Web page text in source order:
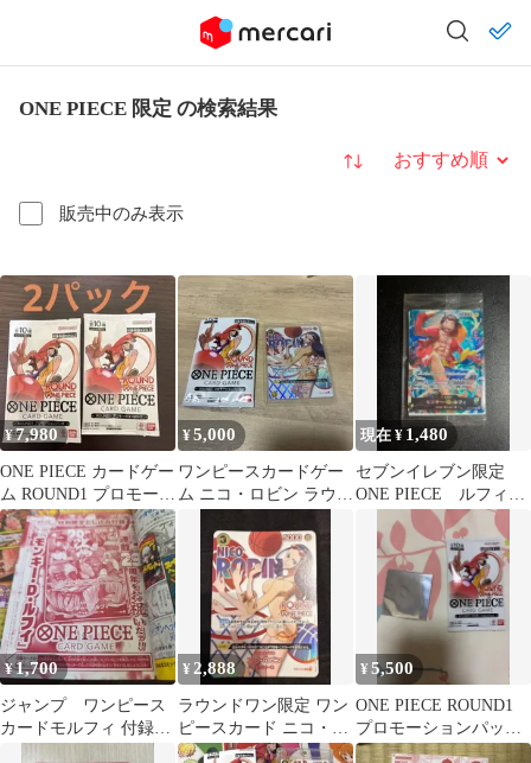
ONE PIECE 限定 の検索結果
販売中のみ表示
並び替え
¥7,980
ONE PIECE カードゲー
ム ROUND1 プロモーシ
ョンパック
¥5,000
ワンピースカードゲー
ム ニコ・ロビン ラウン
現在 ¥ 1,480
セブンイレブン限定
ONE PIECE ルフィ
ST13-003
¥1,700
ジャンプ ワンピース
カードモルフィ 付録カ
ード 未開封 カード
¥ 2,888
ラウンドワン限定 ワン
ピースカード ニコ・ロ
ビン初期傷ありの為格
¥5,500
ONE PIECE ROUND1
プロモーションパック
ステッカー付き